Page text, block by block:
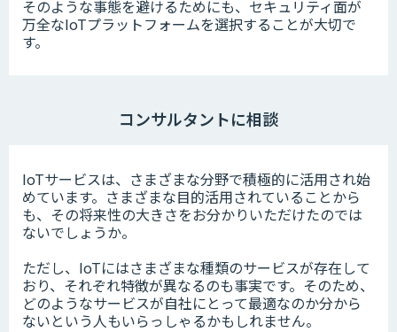
そのような事態を避けるためにも、セキュリティ面が
万全なIoTプラットフォームを選択することが大切で
す。
コンサルタントに相談
IoTサービスは、さまざまな分野で積極的に活用され始
めています。さまざまな目的活用されていることから
も、その将来性の大きさをお分かりいただけたのでは
ないでしょうか。
ただし、IoTにはさまざまな種類のサービスが存在して
おり、それぞれ特徴が異なるのも事実です。そのため、
どのようなサービスが自社にとって最適なのか分から
ないという人もいらっしゃるかもしれません。